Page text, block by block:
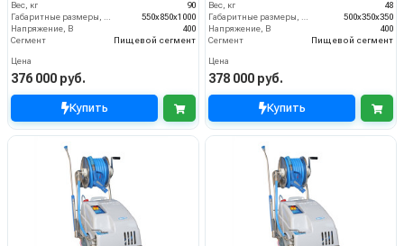
Вес, кг
90
Габаритные размеры, мм
550x850x1000
Напряжение, В
400
Сегмент
Пищевой сегмент
Цена
376 000 руб.
Купить
Вес, кг
48
Габаритные размеры, мм
500x350x350
Напряжение, В
400
Сегмент
Пищевой сегмент
Цена
378 000 руб.
Купить